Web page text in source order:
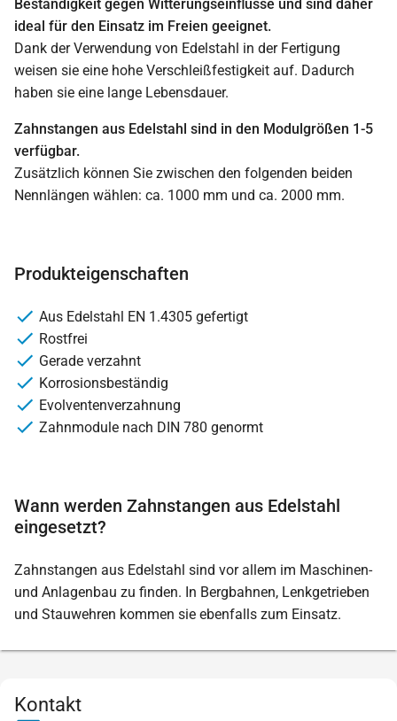
Beständigkeit gegen Witterungseinflüsse und sind daher
ideal für den Einsatz im Freien geeignet.
Dank der Verwendung von Edelstahl in der Fertigung
weisen sie eine hohe Verschleißfestigkeit auf. Dadurch
haben sie eine lange Lebensdauer.
Zahnstangen aus Edelstahl sind in den Modulgrößen 1-5
verfügbar.
Zusätzlich können Sie zwischen den folgenden beiden
Nennlängen wählen: ca. 1000 mm und ca. 2000 mm.
Produkteigenschaften
Aus Edelstahl EN 1.4305 gefertigt
Rostfrei
Gerade verzahnt
Korrosionsbeständig
Evolventenverzahnung
Zahnmodule nach DIN 780 genormt
Wann werden Zahnstangen aus Edelstahl
eingesetzt?
Zahnstangen aus Edelstahl sind vor allem im Maschinen-
und Anlagenbau zu finden. In Bergbahnen, Lenkgetrieben
und Stauwehren kommen sie ebenfalls zum Einsatz.
Kontakt